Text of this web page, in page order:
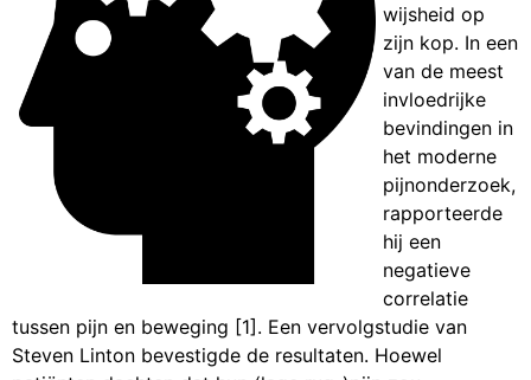
wijsheid op
zijn kop. In een
van de meest
invloedrijke
bevindingen in
het moderne
pijnonderzoek,
rapporteerde
hij een
negatieve
correlatie
tussen pijn en beweging [1]. Een vervolgstudie van
Steven Linton bevestigde de resultaten. Hoewel